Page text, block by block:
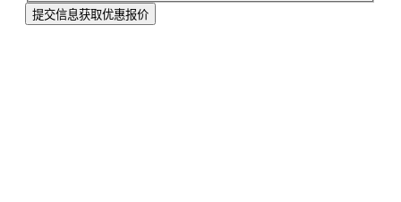
提交信息获取优惠报价